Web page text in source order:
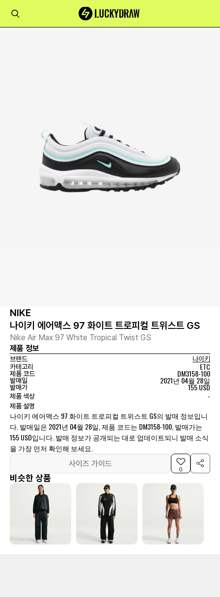
NIKE
나이키 에어맥스 97 화이트 트로피컬 트위스트 GS
Nike Air Max 97 White Tropical Twist GS
제품 정보
브랜드
나이키
카테고리
ETC
제품 코드 DM3158-100
발매일 2021년 04월 28일
발매가 155 USD
제품 색상 -
제품 설명
나이키 에어맥스 97 화이트 트로피컬 트위스트 GS의 발매 정보입니
다. 발매일은 2021년 04월 28일, 제품 코드는 DM3158-100, 발매가는
155 USD입니다. 발매 정보가 공개되는 대로 업데이트되니 발매 소식
을 가장 먼저 확인해 보세요.
사이즈 가이드
0
비슷한 상품